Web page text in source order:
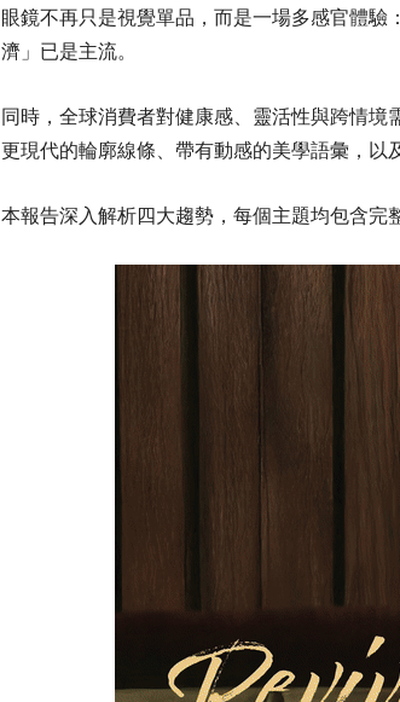
眼鏡不再只是視覺單品，而是一場多感官體
濟」已是主流。
同時，全球消費者對健康感、靈活性與跨情
更現代的輪廓線條、帶有動感的美學語彙，以
本報告深入解析四大趨勢，每個主題均包含完